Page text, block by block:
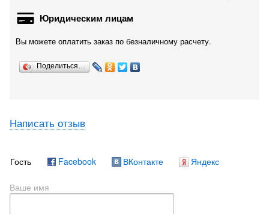
Юридическим лицам
Вы можете оплатить заказ по безналичному расчету.
Поделиться…
Написать отзыв
Гость Facebook ВКонтакте Яндекс
Ваше имя